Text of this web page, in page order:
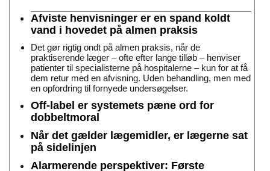
Afviste henvisninger er en spand koldt
vand i hovedet på almen praksis
Det gør rigtig ondt på almen praksis, når de
praktiserende læger – ofte efter lange tilløb – henviser
patienter til specialisterne på hospitalerne – kun for at få
dem retur med en afvisning. Uden behandling, men med
en opfordring til fornyede undersøgelser.
Off-label er systemets pæne ord for
dobbeltmoral
Når det gælder lægemidler, er lægerne sat
på sidelinjen
Alarmerende perspektiver: Første